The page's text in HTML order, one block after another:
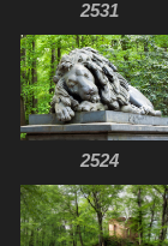
2531
2524